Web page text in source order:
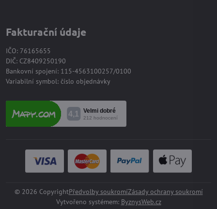
Fakturační údaje
IČO: 76165655
DIČ: CZ8409250190
Bankovní spojení: 115-4563100257/0100
Variabilní symbol: číslo objednávky
© 2026 CopyrightPředvolby soukromíZásady ochrany soukromí
Vytvořeno systémem: ByznysWeb.cz